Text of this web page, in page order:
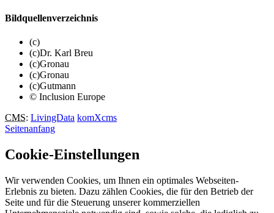
Bildquellenverzeichnis
(c)
(c)Dr. Karl Breu
(c)Gronau
(c)Gronau
(c)Gutmann
© Inclusion Europe
CMS: LivingData komXcms
Seitenanfang
Cookie-Einstellungen
Wir verwenden Cookies, um Ihnen ein optimales Webseiten-
Erlebnis zu bieten. Dazu zählen Cookies, die für den Betrieb der
Seite und für die Steuerung unserer kommerziellen